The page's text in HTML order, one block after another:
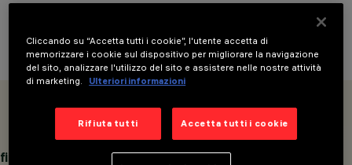
PARETE, BOLLARD,
APPARECCHI A
PARETE
OVERVIEW PRODOTTI
fino a fino a
Cliccando su “Accetta tutti i cookie”, l'utente accetta di
memorizzare i cookie sul dispositivo per migliorare la navigazione
del sito, analizzare l'utilizzo del sito e assistere nelle nostre attività
di marketing.
Ulteriori informazioni
Rifiuta tutti Accetta tutti i cookie